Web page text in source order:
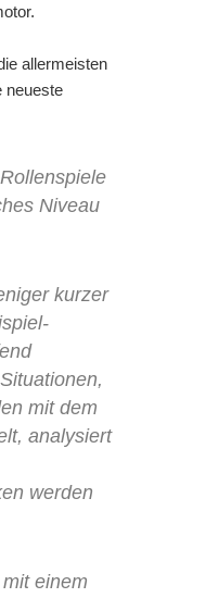
allermeisten
neueste
Niveau
kurzer
mit dem
analysiert
werden
einem